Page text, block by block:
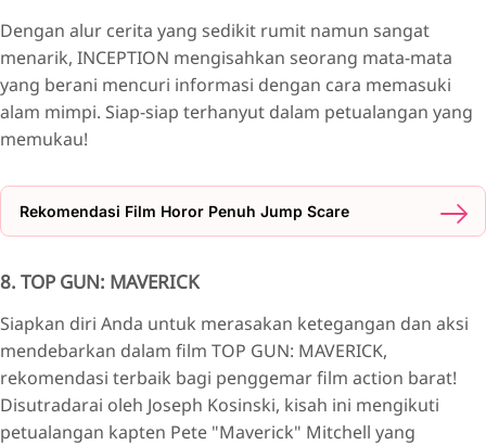
Dengan alur cerita yang sedikit rumit namun sangat
menarik, INCEPTION mengisahkan seorang mata-mata
yang berani mencuri informasi dengan cara memasuki
alam mimpi. Siap-siap terhanyut dalam petualangan yang
memukau!
Rekomendasi Film Horor Penuh Jump Scare
8. TOP GUN: MAVERICK
Siapkan diri Anda untuk merasakan ketegangan dan aksi
mendebarkan dalam film TOP GUN: MAVERICK,
rekomendasi terbaik bagi penggemar film action barat!
Disutradarai oleh Joseph Kosinski, kisah ini mengikuti
petualangan kapten Pete "Maverick" Mitchell yang